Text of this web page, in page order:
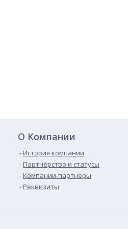
О Компании
История компании
Партнёрство и статусы
Компании-партнеры
Реквизиты